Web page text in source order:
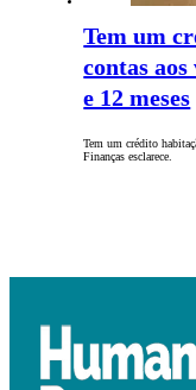
Tem um
contas aos
e 12 meses
Tem um crédito
Finanças esclarece.